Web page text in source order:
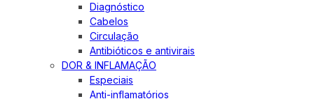
Diagnóstico
Cabelos
Circulação
Antibióticos e antivirais
DOR & INFLAMAÇÃO
Especiais
Anti-inflamatórios